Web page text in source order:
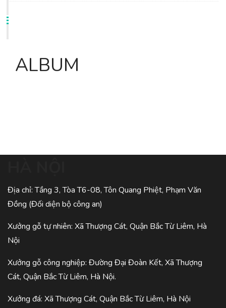
ALBUM
Địa chỉ: Tầng 3, Tòa T6-08, Tôn Quang Phiệt, Phạm Văn
Đồng (Đối diện bộ công an)
Xưởng gỗ tự nhiên: Xã Thượng Cát, Quận Bắc Từ Liêm, Hà
Nội
Xưởng gỗ công nghiệp: Đường Đại Đoàn Kết, Xã Thượng
Cát, Quận Bắc Từ Liêm, Hà Nội.
Xưởng đá: Xã Thượng Cát, Quận Bắc Từ Liêm, Hà Nội